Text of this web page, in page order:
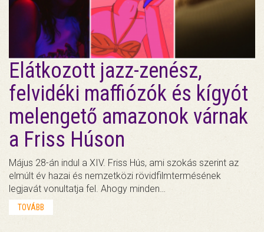
Elátkozott jazz-zenész,
felvidéki maffiózók és kígyót
melengető amazonok várnak
a Friss Húson
Május 28-án indul a XIV. Friss Hús, ami szokás szerint az
elmúlt év hazai és nemzetközi rövidfilmtermésének
legjavát vonultatja fel. Ahogy minden…
TOVÁBB